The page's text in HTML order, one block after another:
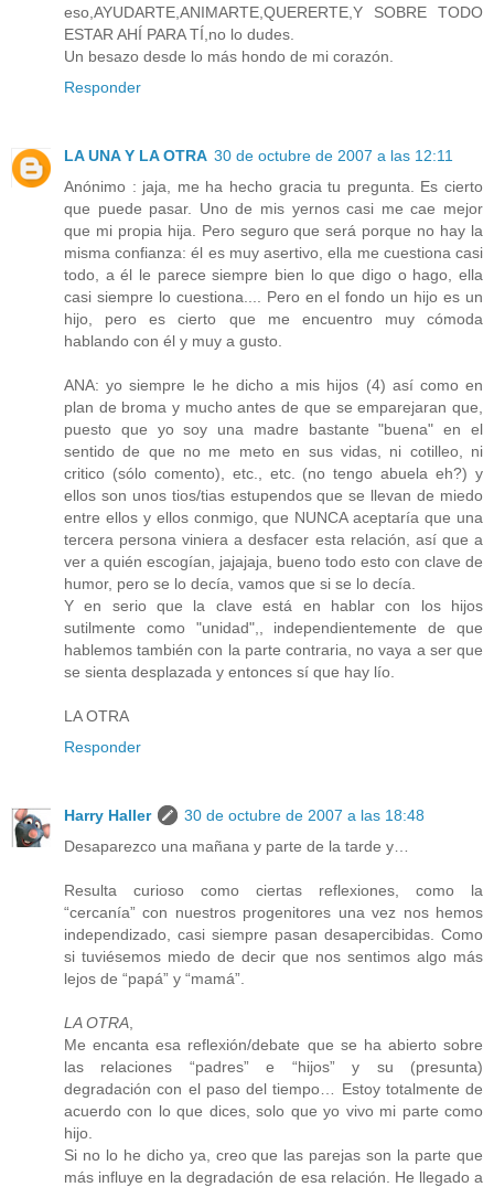
eso,AYUDARTE,ANIMARTE,QUERERTE,Y SOBRE TODO
ESTAR AHÍ PARA TÍ,no lo dudes.
Un besazo desde lo más hondo de mi corazón.
Responder
LA UNA Y LA OTRA 30 de octubre de 2007 a las 12:11
Anónimo : jaja, me ha hecho gracia tu pregunta. Es cierto
que puede pasar. Uno de mis yernos casi me cae mejor
que mi propia hija. Pero seguro que será porque no hay la
misma confianza: él es muy asertivo, ella me cuestiona casi
todo, a él le parece siempre bien lo que digo o hago, ella
casi siempre lo cuestiona.... Pero en el fondo un hijo es un
hijo, pero es cierto que me encuentro muy cómoda
hablando con él y muy a gusto.
ANA: yo siempre le he dicho a mis hijos (4) así como en
plan de broma y mucho antes de que se emparejaran que,
puesto que yo soy una madre bastante "buena" en el
sentido de que no me meto en sus vidas, ni cotilleo, ni
critico (sólo comento), etc., etc. (no tengo abuela eh?) y
ellos son unos tios/tias estupendos que se llevan de miedo
entre ellos y ellos conmigo, que NUNCA aceptaría que una
tercera persona viniera a desfacer esta relación, así que a
ver a quién escogían, jajajaja, bueno todo esto con clave de
humor, pero se lo decía, vamos que si se lo decía.
Y en serio que la clave está en hablar con los hijos
sutilmente como "unidad",, independientemente de que
hablemos también con la parte contraria, no vaya a ser que
se sienta desplazada y entonces sí que hay lío.
LA OTRA
Responder
Harry Haller
30 de octubre de 2007 a las 18:48
Desaparezco una mañana y parte de la tarde y…
Resulta curioso como ciertas reflexiones, como la
“cercanía” con nuestros progenitores una vez nos hemos
independizado, casi siempre pasan desapercibidas. Como
si tuviésemos miedo de decir que nos sentimos algo más
lejos de “papá” y “mamá”.
LA OTRA
Me encanta esa reflexión/debate que se ha abierto sobre
las relaciones “padres” e “hijos” y su (presunta)
degradación con el paso del tiempo… Estoy totalmente de
acuerdo con lo que dices, solo que yo vivo mi parte como
hijo.
Si no lo he dicho ya, creo que las parejas son la parte que
más influye en la degradación de esa relación. He llegado a